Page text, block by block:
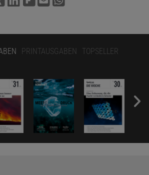
PRINTAUSGABEN TOPSELLER